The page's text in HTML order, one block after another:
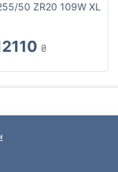
50 ZR20 109W XL
₴